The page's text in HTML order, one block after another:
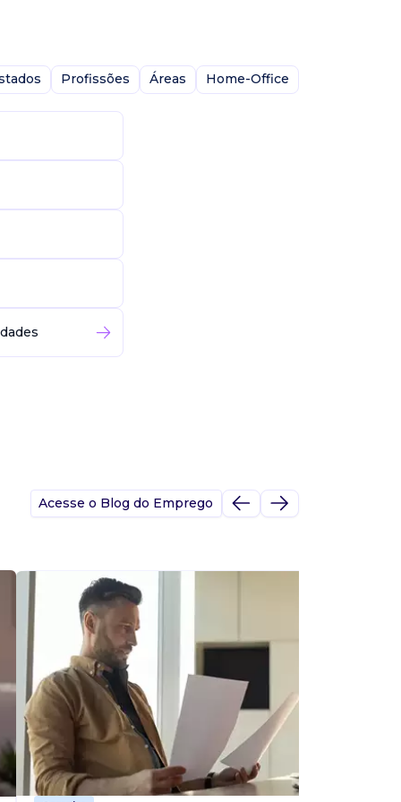
Profissões Áreas Home-Office
Acesse o Blog do Emprego